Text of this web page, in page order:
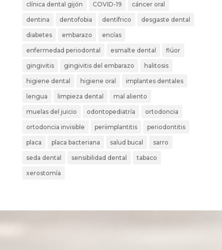
clínica dental gijón COVID-19 cáncer oral
dentina dentofobia dentífrico desgaste dental
diabetes embarazo encías
enfermedad periodontal esmalte dental flúor
gingivitis gingivitis del embarazo halitosis
higiene dental higiene oral implantes dentales
lengua limpieza dental mal aliento
muelas del juicio odontopediatría ortodoncia
ortodoncia invisible periimplantitis periodontitis
placa placa bacteriana salud bucal sarro
seda dental sensibilidad dental tabaco
xerostomía